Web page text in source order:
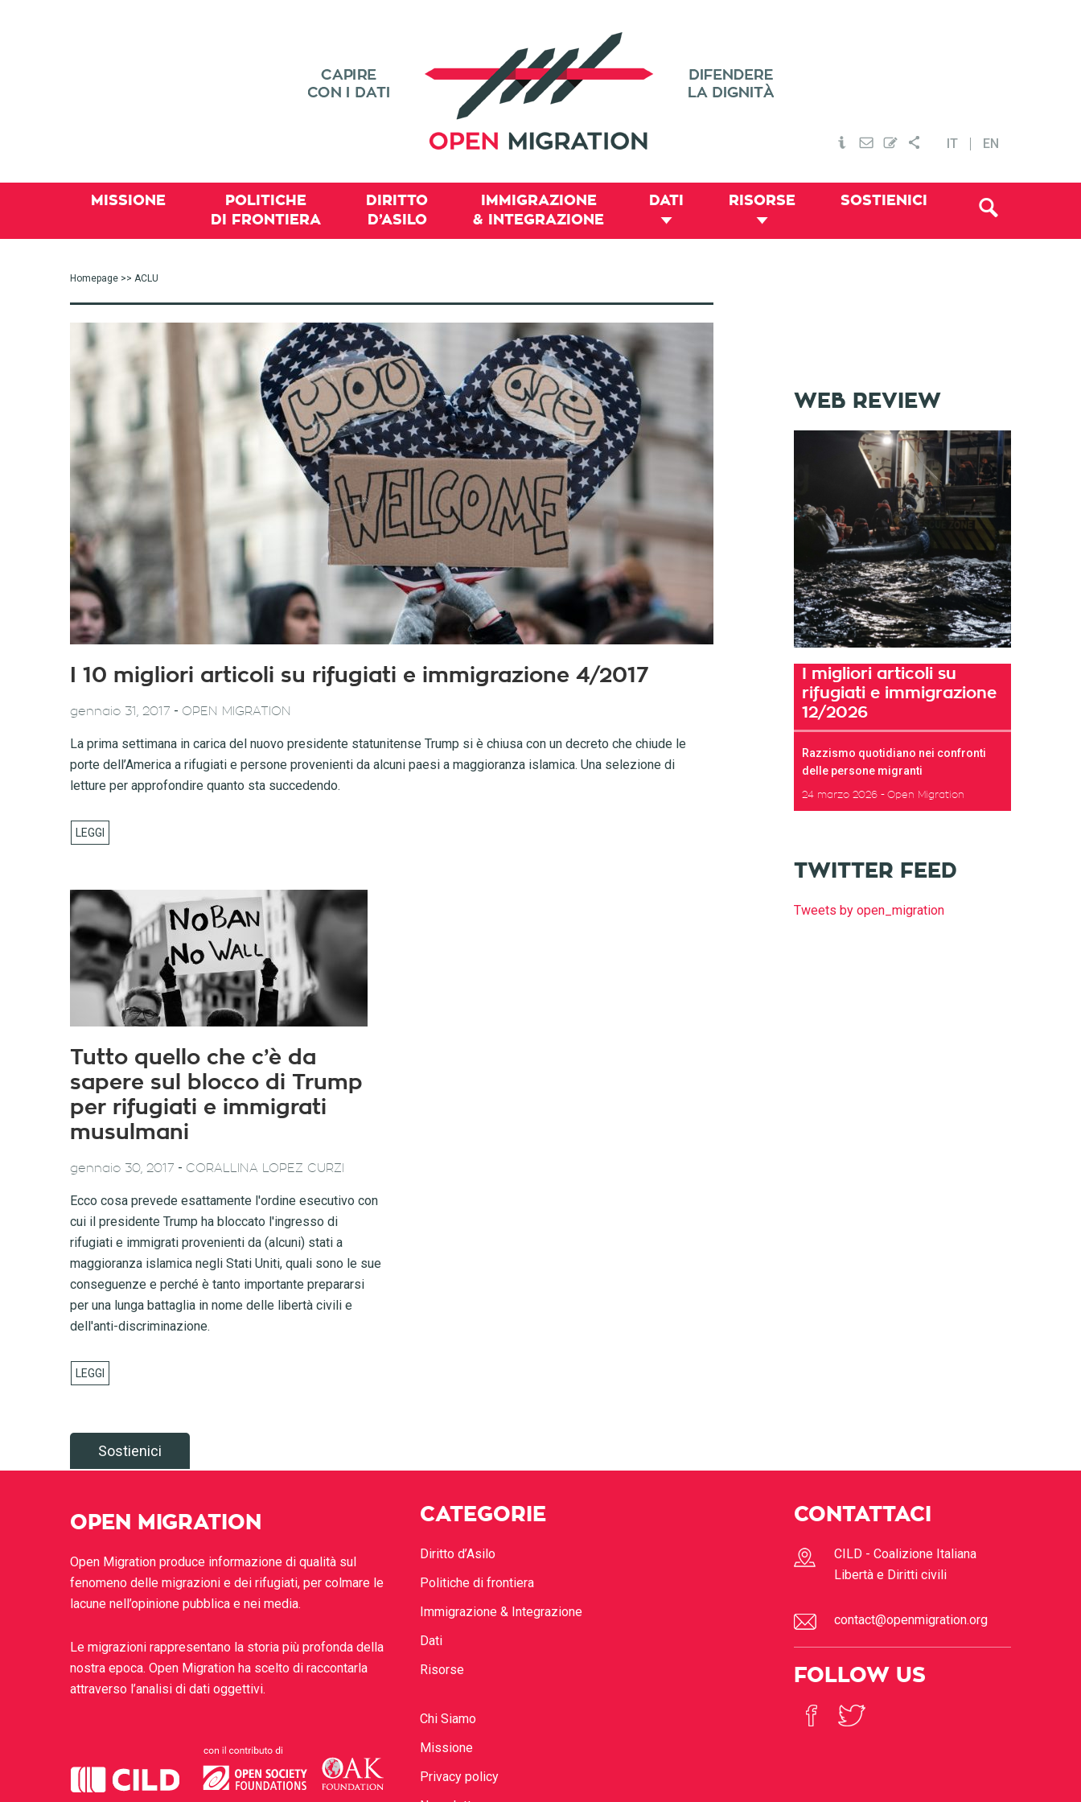
IT EN
MISSIONE
POLITICHE
DI FRONTIERA
DIRITTO
D’ASILO
IMMIGRAZIONE
& INTEGRAZIONE
DATI RISORSE SOSTIENICI
Homepage >> ACLU
I 10 migliori articoli su rifugiati e immigrazione 4/2017
gennaio 31, 2017 - OPEN MIGRATION
La prima settimana in carica del nuovo presidente statunitense Trump si è chiusa con un decreto che chiude le
porte dell’America a rifugiati e persone provenienti da alcuni paesi a maggioranza islamica. Una selezione di
letture per approfondire quanto sta succedendo.
Tutto quello che c’è da
sapere sul blocco di Trump
per rifugiati e immigrati
musulmani
gennaio 30, 2017 - CORALLINA LOPEZ CURZI
Ecco cosa prevede esattamente l'ordine esecutivo con
cui il presidente Trump ha bloccato l'ingresso di
rifugiati e immigrati provenienti da (alcuni) stati a
maggioranza islamica negli Stati Uniti, quali sono le sue
conseguenze e perché è tanto importante prepararsi
per una lunga battaglia in nome delle libertà civili e
dell'anti-discriminazione.
WEB REVIEW
I migliori articoli su
rifugiati e immigrazione
12/2026
Razzismo quotidiano nei confronti
delle persone migranti
24 marzo 2026 Open Migration
TWITTER FEED
Tweets by open_migration
Sostienici
OPEN MIGRATION
Open Migration produce informazione di qualità sul
fenomeno delle migrazioni e dei rifugiati, per colmare le
lacune nell’opinione pubblica e nei media.
Le migrazioni rappresentano la storia più profonda della
nostra epoca. Open Migration ha scelto di raccontarla
attraverso l’analisi di dati oggettivi.
CATEGORIE
Diritto d’Asilo
Politiche di frontiera
Immigrazione & Integrazione
Dati
Risorse
Chi Siamo
Missione
Privacy policy
CONTATTACI
CILD - Coalizione Italiana
Libertà e Diritti civili
contact@openmigration.org
FOLLOW US